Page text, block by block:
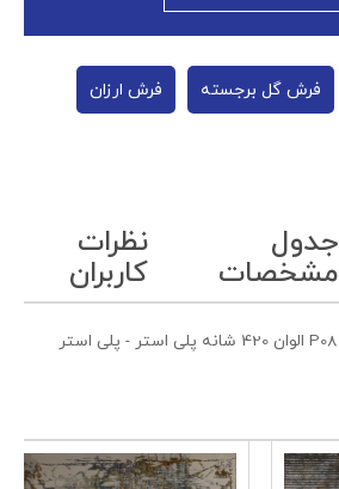
فرش گل برجسته فرش ارزان
جدول
مشخصات
نظرات
کاربران
فرش ماشینی مدرن طرح P08 الوان 420 شانه پلی استر - پلی استر